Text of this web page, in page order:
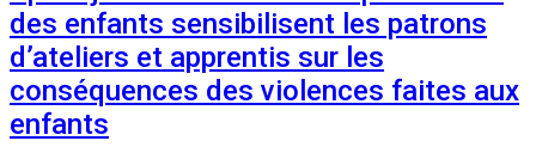
des enfants sensibilisent les patrons
d’ateliers et apprentis sur les
conséquences des violences faites aux
enfants